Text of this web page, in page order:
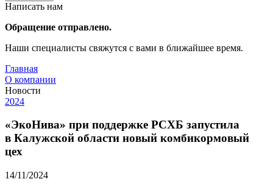
Написать нам
Обращение отправлено.
Наши специалисты свяжутся с вами в ближайшее время.
Главная
О компании
Новости
2024
«ЭкоНива» при поддержке РСХБ запустила
в Калужской области новый комбикормовый
цех
14/11/2024